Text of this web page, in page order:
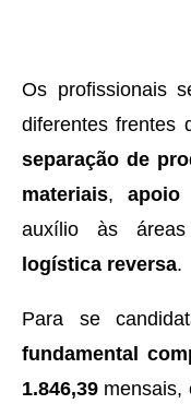
Os profissionais
diferentes frentes
separação de
materiais,apoio
auxílio às
logística reversa.
Para se
fundamental
1.846,39 mensais,